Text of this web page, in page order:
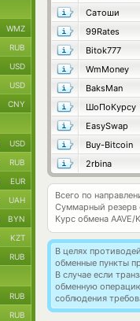
Сатоши
99Rates
Bitok777
WmMoney
BaksMan
ШоПоКурсу
EasySwap
Buy-Bitcoin
2rbina
Всего по
Суммарный резерв
Курс обмена AAVE/
В целях
обменные пункты
В случае если
обменную
соблюдения
WMZ
RUB
USD
USD
CNY
USD
RUB
EUR
UAH
BYN
KZT
RUB
RUB
RUB